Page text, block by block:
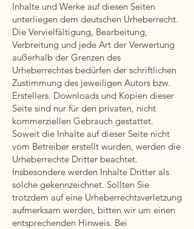
Inhalte und Werke auf diesen Seiten
unterliegen dem deutschen Urheberrecht.
Die Vervielfältigung, Bearbeitung,
Verbreitung und jede Art der Verwertung
außerhalb der Grenzen des
Urheberrechtes bedürfen der schriftlichen
Zustimmung des jeweiligen Autors bzw.
Erstellers. Downloads und Kopien dieser
Seite sind nur für den privaten, nicht
kommerziellen Gebrauch gestattet.
Soweit die Inhalte auf dieser Seite nicht
vom Betreiber erstellt wurden, werden die
Urheberrechte Dritter beachtet.
Insbesondere werden Inhalte Dritter als
solche gekennzeichnet. Sollten Sie
trotzdem auf eine Urheberrechtsverletzung
aufmerksam werden, bitten wir um einen
entsprechenden Hinweis. Bei